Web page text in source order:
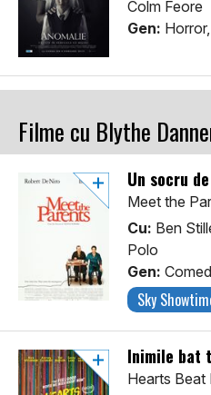
Colm Feore
Gen:
Filme cu Blythe
Un socru
Meet the
Cu: Ben
Polo
Gen:
Sky
Inimile bat
Hearts Beat